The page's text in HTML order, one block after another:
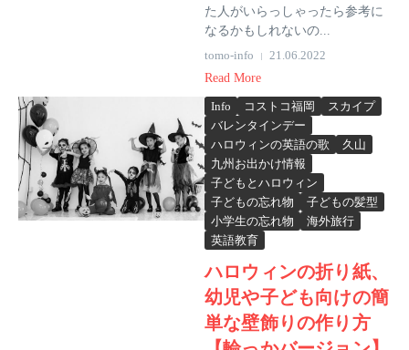
た人がいらっしゃったら参考に
なるかもしれないの...
tomo-info
21.06.2022
Read More
Info コストコ福岡
スカイプ
バレンタインデー
ハロウィンの英語の歌
久山
九州お出かけ情報
子どもとハロウィン
子どもの忘れ物
子どもの髪型
小学生の忘れ物
海外旅行
英語教育
ハロウィンの折り紙、
幼児や子ども向けの簡
単な壁飾りの作り方